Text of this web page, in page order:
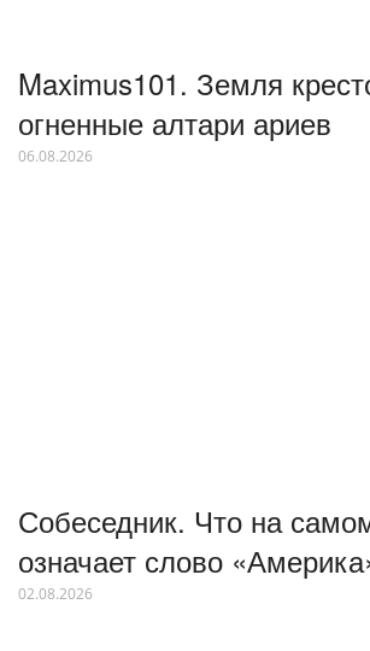
Maximus101. Земля
огненные алтари ариев
06.08.2026
Собеседник. Что на
означает слово
02.08.2026